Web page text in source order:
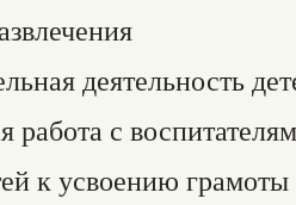
деятельность
работа с
к усвоению грамоты